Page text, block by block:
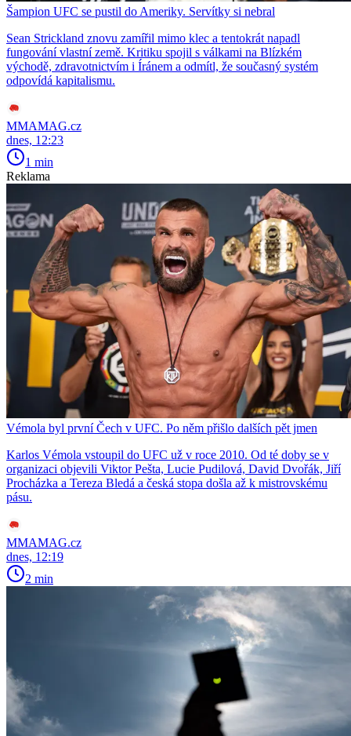
Šampion UFC se pustil do Ameriky. Servítky si nebral
Sean Strickland znovu zamířil mimo klec a tentokrát napadl
fungování vlastní země. Kritiku spojil s válkami na Blízkém
východě, zdravotnictvím i Íránem a odmítl, že současný systém
odpovídá kapitalismu.
MMAMAG.cz
dnes, 12:23
1 min
Reklama
Vémola byl první Čech v UFC. Po něm přišlo dalších pět jmen
Karlos Vémola vstoupil do UFC už v roce 2010. Od té doby se v
organizaci objevili Viktor Pešta, Lucie Pudilová, David Dvořák, Jiří
Procházka a Tereza Bledá a česká stopa došla až k mistrovskému
pásu.
MMAMAG.cz
dnes, 12:19
2 min